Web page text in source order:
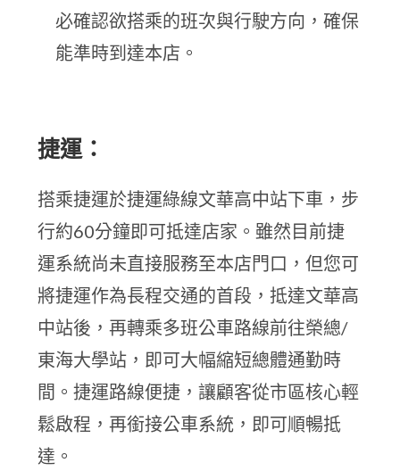
必確認欲搭乘的班次與行駛方向，確保
能準時到達本店。
捷運：
搭乘捷運於捷運綠線文華高中站下車，步
行約60分鐘即可抵達店家。雖然目前捷
運系統尚未直接服務至本店門口，但您可
將捷運作為長程交通的首段，抵達文華高
中站後，再轉乘多班公車路線前往榮總/
東海大學站，即可大幅縮短總體通勤時
間。捷運路線便捷，讓顧客從市區核心輕
鬆啟程，再銜接公車系統，即可順暢抵
達。